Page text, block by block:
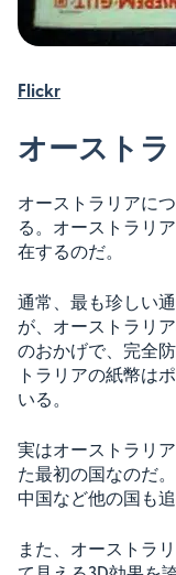
Flickr
オースト
オーストラリアに
る。オーストラリ
在するのだ。
通常、最も珍しい
が、オーストラリ
のおかげで、完全
トラリアの紙幣は
いる。
実はオーストラリ
た最初の国なのだ
中国など他の国も追
また、オーストラ